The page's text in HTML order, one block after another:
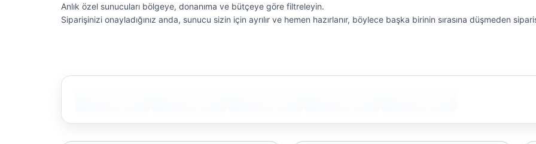
Anlık özel sunucuları bölgeye, donanıma ve bütçeye göre filtreleyin.
Siparişinizi onayladığınız anda, sunucu sizin için ayrılır ve hemen hazırlanır, böylece başka birinin sırasına düşmeden